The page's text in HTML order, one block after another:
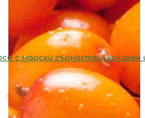
с морски зърнастец, колаген